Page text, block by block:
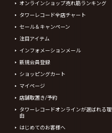
オンラインショップ売れ筋ランキング
タワーレコード全店チャート
セール＆キャンペーン
注目アイテム
インフォメーションメール
新規会員登録
ショッピングカート
マイページ
店舗取置き/予約
タワーレコードオンラインが選ばれる理
由
はじめてのお客様へ